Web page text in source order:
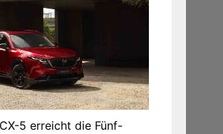
5 erreicht die Fünf-